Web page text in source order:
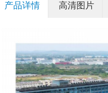
产品详情 高清图片